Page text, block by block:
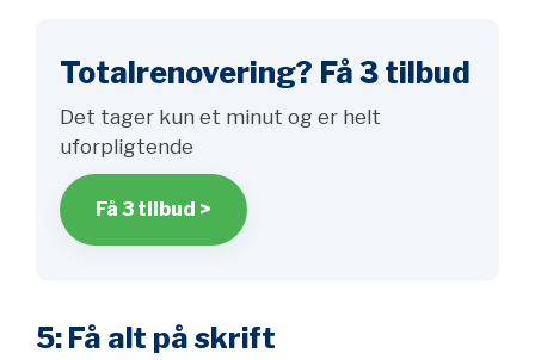
Totalrenovering? Få 3 tilbud
Det tager kun et minut og er helt
uforpligtende
Få 3 tilbud >
5: Få alt på skrift